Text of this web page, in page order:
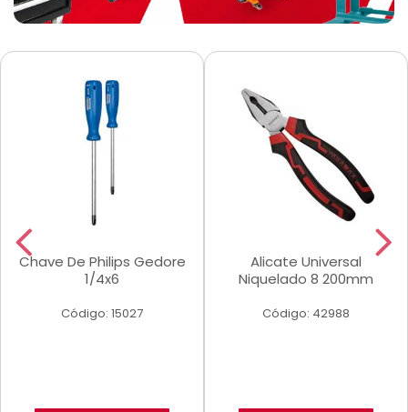
Chave De Philips Gedore
1/4x6
Código: 15027
Alicate Universal
Niquelado 8 200mm
Código: 42988